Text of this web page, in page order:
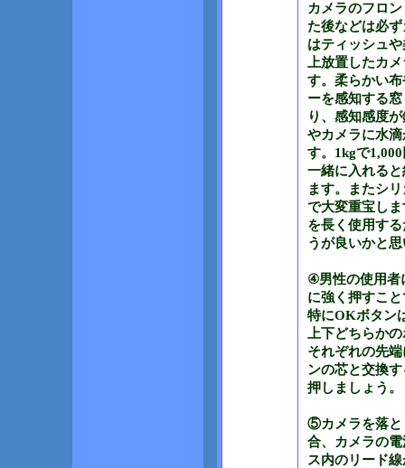
カメラのフロ
た後などは必
はティッシュ
上放置したカ
す。柔らかい
ーを感知する
り、感知感度
やカメラに水
す。1kgで
一緒に入れる
ます。またシ
で大変重宝し
を長く使用す
うが良いかと
④男性の使用者
に強く押すこ
特にOKボタン
上下どちらか
それぞれの先
ンの芯と交換
押しましょう。
⑤カメラを落と
合、カメラの
ス内のリード